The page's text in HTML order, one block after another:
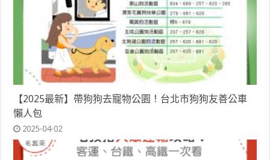
【2025最新】帶狗狗去寵物公園！台北市狗狗友善公車
懶人包
2025-04-02